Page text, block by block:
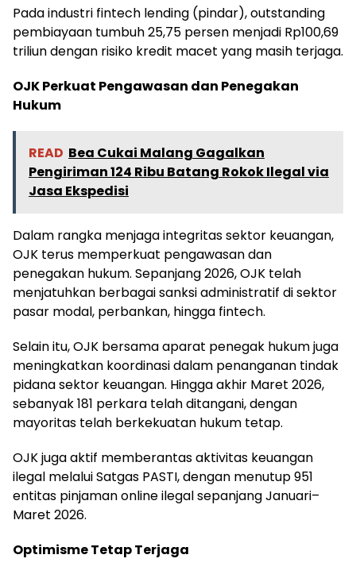
Pada industri fintech lending (pindar), outstanding
pembiayaan tumbuh 25,75 persen menjadi Rp100,69
triliun dengan risiko kredit macet yang masih terjaga.
OJK Perkuat Pengawasan dan Penegakan
Hukum
READ Bea Cukai Malang Gagalkan
Pengiriman 124 Ribu Batang Rokok Ilegal via
Jasa Ekspedisi
Dalam rangka menjaga integritas sektor keuangan,
OJK terus memperkuat pengawasan dan
penegakan hukum. Sepanjang 2026, OJK telah
menjatuhkan berbagai sanksi administratif di sektor
pasar modal, perbankan, hingga fintech.
Selain itu, OJK bersama aparat penegak hukum juga
meningkatkan koordinasi dalam penanganan tindak
pidana sektor keuangan. Hingga akhir Maret 2026,
sebanyak 181 perkara telah ditangani, dengan
mayoritas telah berkekuatan hukum tetap.
OJK juga aktif memberantas aktivitas keuangan
ilegal melalui Satgas PASTI, dengan menutup 951
entitas pinjaman online ilegal sepanjang Januari–
Maret 2026.
Optimisme Tetap Terjaga